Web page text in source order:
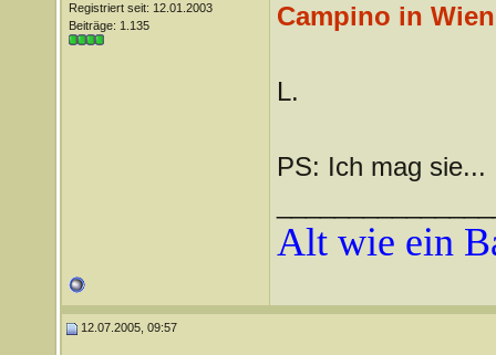
Registriert seit: 12.01.2003
Beiträge: 1.135
Campino in Wien
L.
PS: Ich mag sie...
Alt wie ein
12.07.2005, 09:57